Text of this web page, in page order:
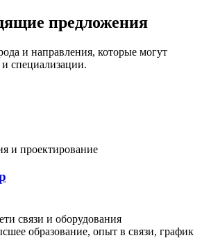
предложения
и направления, которые могут
специализации.
и проектирование
связи и оборудования
образование, опыт в связи, график